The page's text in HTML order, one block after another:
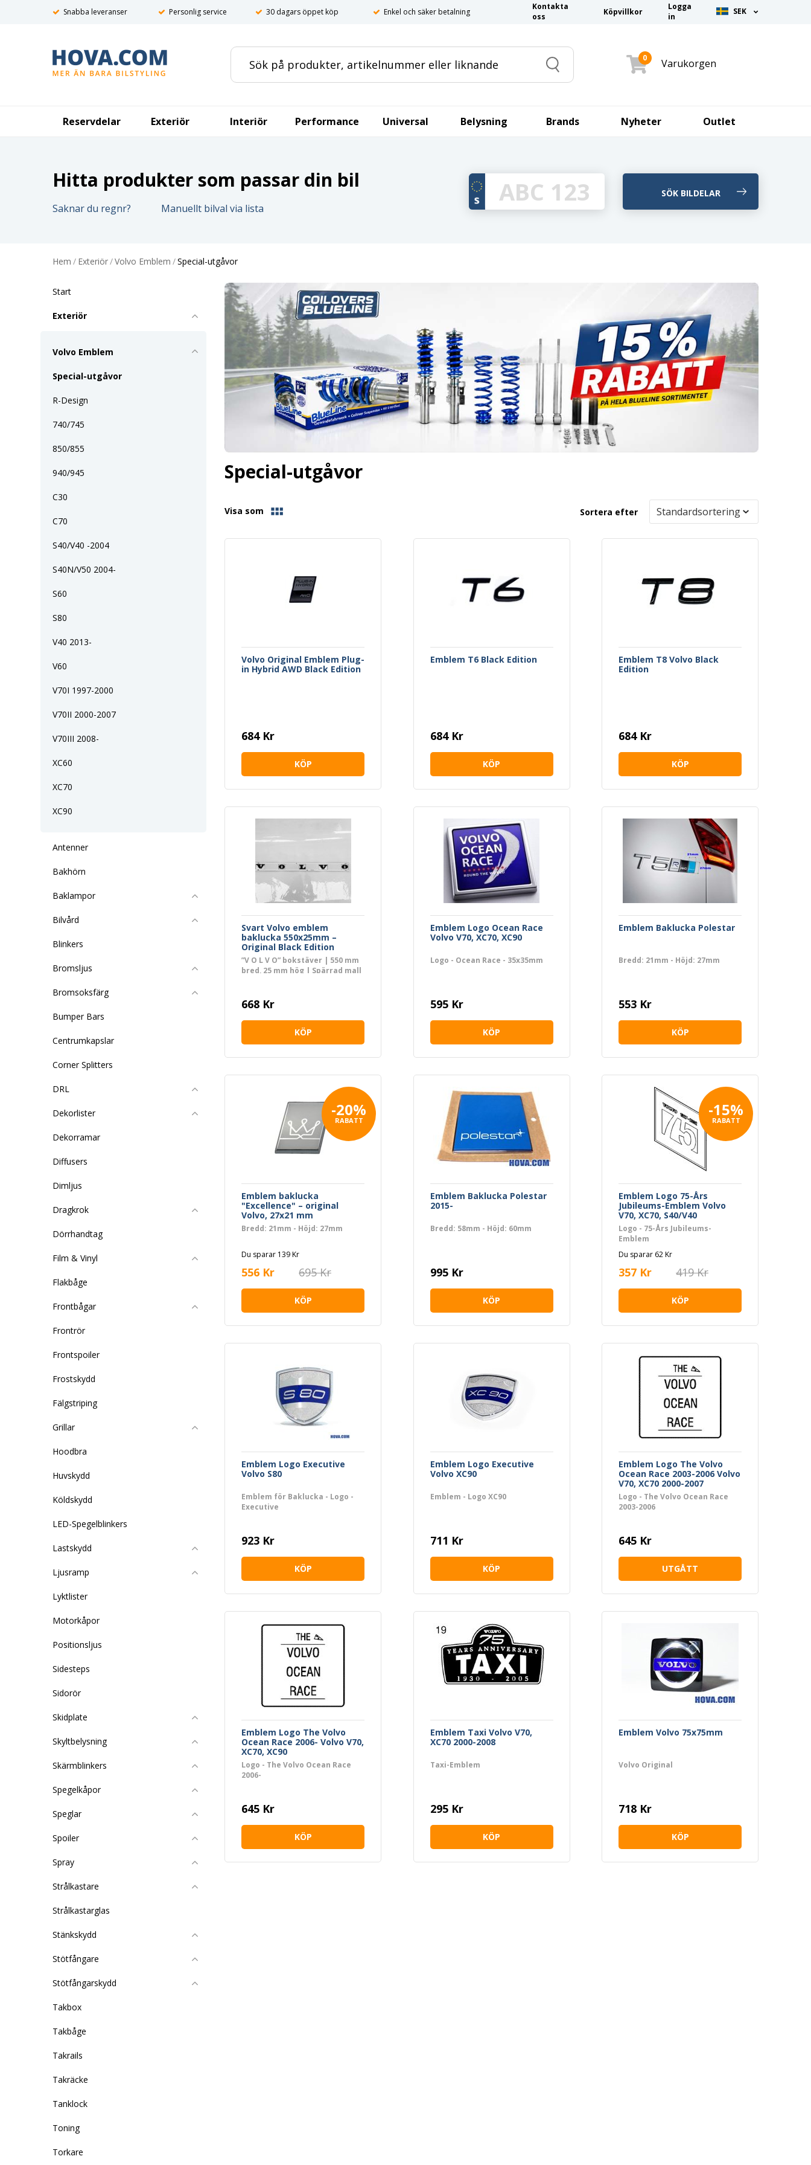
Snabba leveranser Personlig service 30 dagars öppet köp Enkel och säker betalning
Kontakta
oss
Köpvillkor
Logga
in
SEK
Search
0 Varukorgen
Reservdelar Exteriör Interiör Performance Universal Belysning Brands Nyheter Outlet
Hitta produkter som passar din bil
Saknar du regnr? Manuellt bilval via lista
Hem / Exteriör/Volvo Emblem /Special-utgåvor
Start
Exteriör
Volvo Emblem
Special-utgåvor
R-Design
740/745
850/855
940/945
C30
C70
S40/V40 -2004
S40N/V50 2004-
S60
S80
V40 2013-
V60
V70I 1997-2000
V70II 2000-2007
V70III 2008-
XC60
XC70
XC90
Antenner
Bakhörn
Baklampor
Bilvård
Blinkers
Bromsljus
Bromsoksfärg
Bumper Bars
Centrumkapslar
Corner Splitters
DRL
Dekorlister
Dekorramar
Diffusers
Dimljus
Dragkrok
Dörrhandtag
Film & Vinyl
Flakbåge
Frontbågar
Frontrör
Frontspoiler
Frostskydd
Fälgstriping
Grillar
Hoodbra
Huvskydd
Köldskydd
LED-Spegelblinkers
Lastskydd
Ljusramp
Lyktlister
Motorkåpor
Positionsljus
Sidesteps
Sidorör
Skidplate
Skyltbelysning
Skärmblinkers
Spegelkåpor
Speglar
Spoiler
Spray
Strålkastare
Strålkastarglas
Stänkskydd
Stötfångare
Stötfångarskydd
Takbox
Takbåge
Takrails
Takräcke
Tanklock
Toning
Torkare
Special-utgåvor
Visa som Sortera efter
Volvo Original Emblem Plug-
in Hybrid AWD Black Edition
684 Kr
KÖP
Emblem T6 Black Edition
684 Kr
KÖP
Emblem T8 Volvo Black
Edition
684 Kr
KÖP
Svart Volvo emblem
baklucka 550x25mm –
Original Black Edition
”V O L V O” bokstäver | 550 mm
bred, 25 mm hög | Spärrad mall
668 Kr
KÖP
Emblem Logo Ocean Race
Volvo V70, XC70, XC90
Logo - Ocean Race - 35x35mm
595 Kr
KÖP
Emblem Baklucka Polestar
Bredd: 21mm - Höjd: 27mm
553 Kr
KÖP
-20%
RABATT
Emblem baklucka
"Excellence" – original
Volvo, 27x21 mm
Bredd: 21mm - Höjd: 27mm
Du sparar 139 Kr
556 Kr 695 Kr
KÖP
Emblem Baklucka Polestar
2015-
Bredd: 58mm - Höjd: 60mm
995 Kr
KÖP
-15%
RABATT
Emblem Logo 75-Års
Jubileums-Emblem Volvo
V70, XC70, S40/V40
Logo - 75-Års Jubileums-
Emblem
Du sparar 62 Kr
357 Kr 419 Kr
KÖP
Emblem Logo Executive
Volvo S80
Emblem för Baklucka - Logo -
Executive
923 Kr
KÖP
Emblem Logo Executive
Volvo XC90
Emblem - Logo XC90
711 Kr
KÖP
Emblem Logo The Volvo
Ocean Race 2003-2006 Volvo
V70, XC70 2000-2007
Logo - The Volvo Ocean Race
2003-2006
645 Kr
UTGÅTT
Emblem Logo The Volvo
Ocean Race 2006- Volvo V70,
XC70, XC90
Logo - The Volvo Ocean Race
2006-
645 Kr
KÖP
Emblem Taxi Volvo V70,
XC70 2000-2008
Taxi-Emblem
295 Kr
KÖP
Emblem Volvo 75x75mm
Volvo Original
718 Kr
KÖP